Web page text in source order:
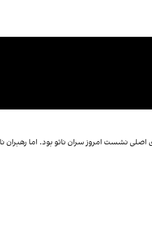
اصلی نشست امروز سران ناتو بود. اما رهبران